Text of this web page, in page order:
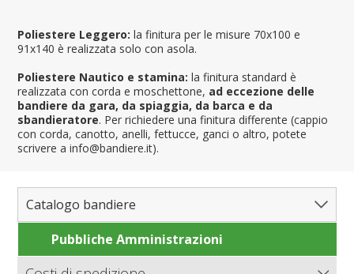
Poliestere Leggero: la finitura per le misure 70x100 e
91x140 è realizzata solo con asola.
Poliestere Nautico e stamina: la finitura standard è
realizzata con corda e moschettone, ad eccezione delle
bandiere da gara, da spiaggia, da barca e da
sbandieratore. Per richiedere una finitura differente (cappio
con corda, canotto, anelli, fettucce, ganci o altro, potete
scrivere a info@bandiere.it).
Catalogo bandiere
Bandiere del Mondo
Pubbliche Amministrazioni